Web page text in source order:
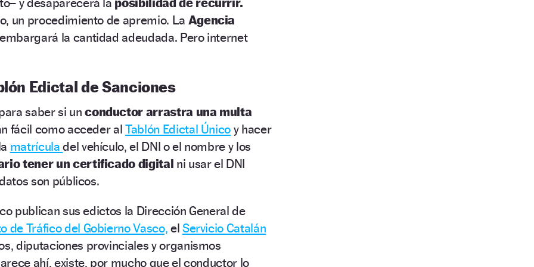
un procedimiento de apremio. La Agencia
la cantidad adeudada. Pero internet
Edictal de Sanciones
saber si un conductor arrastra una multa
fácil como acceder alTablón Edictal Único y hacer
matrículadel vehículo, el DNI o el nombre y los
tener un certificado digital ni usar el DNI
son públicos.
publican sus edictos la Dirección General de
de Tráfico del Gobierno Vasco, el Servicio Catalán
diputaciones provinciales y organismos
ahí, existe, por mucho que el conductor lo